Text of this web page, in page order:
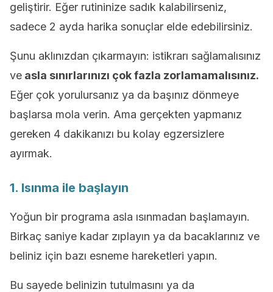
geliştirir. Eğer rutininize sadık kalabilirseniz,
sadece 2 ayda harika sonuçlar elde edebilirsiniz.
Şunu aklınızdan çıkarmayın: istikrarı sağlamalısınız
ve asla sınırlarınızı çok fazla zorlamamalısınız.
Eğer çok yorulursanız ya da başınız dönmeye
başlarsa mola verin. Ama gerçekten yapmanız
gereken 4 dakikanızı bu kolay egzersizlere
ayırmak.
1. Isınma ile başlayın
Yoğun bir programa asla ısınmadan başlamayın.
Birkaç saniye kadar zıplayın ya da bacaklarınız ve
beliniz için bazı esneme hareketleri yapın.
Bu sayede belinizin tutulmasını ya da